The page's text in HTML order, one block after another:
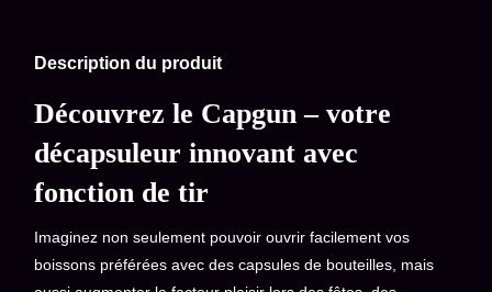
Description du produit
Découvrez le Capgun – votre
décapsuleur innovant avec
fonction de tir
Imaginez non seulement pouvoir ouvrir facilement vos
boissons préférées avec des capsules de bouteilles, mais